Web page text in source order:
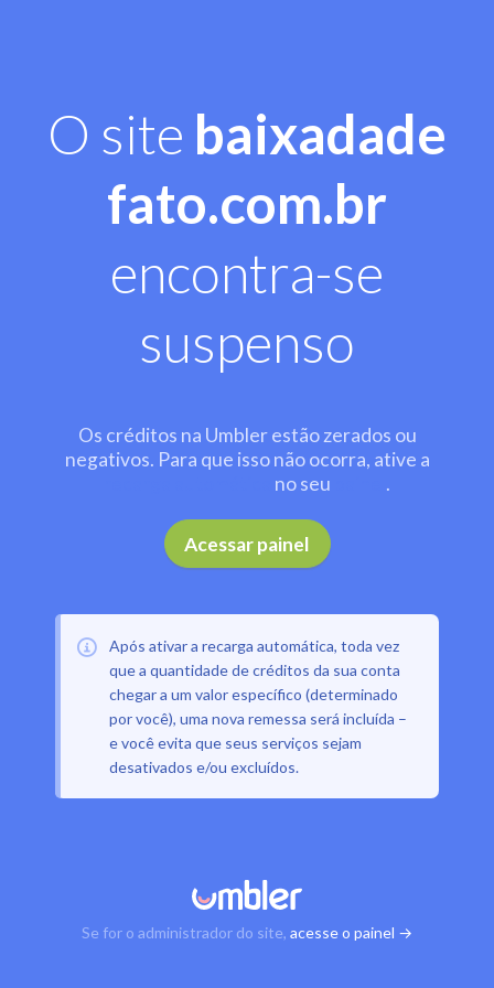
O site baixadade
fato.com.br
encontra-se
suspenso
Os créditos na Umbler estão zerados ou
negativos. Para que isso não ocorra, ative a
no seu .
Acessar painel
Após ativar a recarga automática, toda vez
que a quantidade de créditos da sua conta
chegar a um valor específico (determinado
por você), uma nova remessa será incluída –
e você evita que seus serviços sejam
desativados e/ou excluídos.
Se for o administrador do site, acesse o painel →